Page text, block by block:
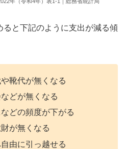
ると下記のように支出が減る傾
靴代が無くなる
どが無くなる
どの頻度が下がる
が無くなる
由に引っ越せる